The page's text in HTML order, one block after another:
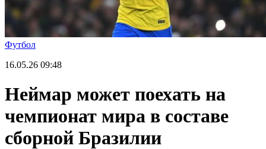
Футбол
16.05.26 09:48
Неймар может поехать на
чемпионат мира в составе
сборной Бразилии